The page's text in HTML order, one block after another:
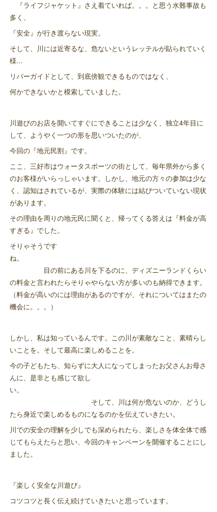
『ライフジャケット』さえ着ていれば。。。と思う水難事故も
多く、
『安全』が行き渡らない現実。
そして、川には近寄るな、危ないというレッテルが貼られていく
様...
リバーガイドとして、到底傍観できるものではなく、
何かできないかと模索していました。
川遊びのお店を開いてすぐにできることは少なく、独立4年目に
して、ようやく一つの形を思いついたのが、
今回の『地元民割』です。
ここ、三好市はウォータスポーツの街として、毎年県外から多く
のお客様がいらっしゃいます。しかし、地元の方々の参加は少な
く、認知はされているが、実際の体験には結びついていない現状
があります。
その理由を周りの地元民に聞くと、帰ってくる答えは『料金が高
すぎる』でした。
そりゃそうです
ね。
目の前にある川を下るのに、ディズニーランドくらい
の料金と言われたらそりゃやらない方が多いのも納得できます。
（料金が高いのには理由があるのですが、それについてはまたの
機会に。。。）
しかし、私は知っているんです。この川が素敵なこと、素晴らし
いことを。そして最高に楽しめることを。
今の子どもたち、知らずに大人になってしまったお父さんお母さ
んに、是非とも感じて欲し
い。
そして、川は何が危ないのか、どうし
たら身近で楽しめるものになるのかを伝えていきたい。
川での安全の理解を少しでも深められたら、楽しさを体全体で感
じてもらえたらと思い、今回のキャンペーンを開催することにし
ました。
『楽しく安全な川遊び』
コツコツと長く伝え続けていきたいと思っています。